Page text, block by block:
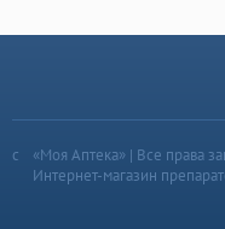
«Моя Аптека» | Все права
Интернет-магазин